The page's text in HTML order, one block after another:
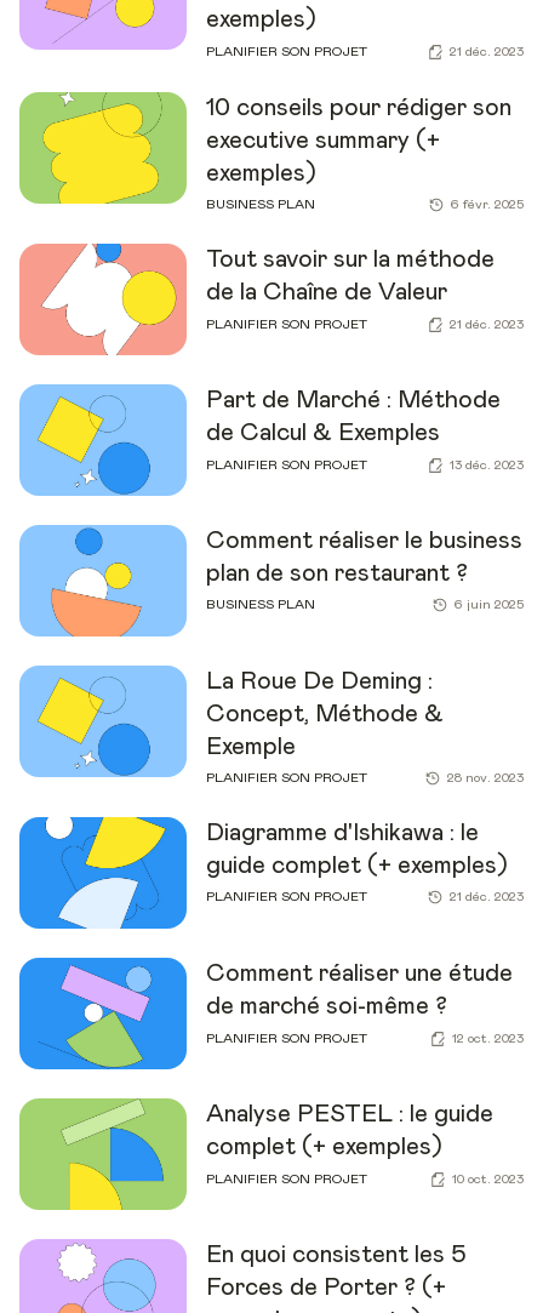
exemples)
PLANIFIER SON PROJET 21 déc. 2023
10 conseils pour rédiger son
executive summary (+
exemples)
BUSINESS PLAN 6 févr. 2025
Tout savoir sur la méthode
de la Chaîne de Valeur
PLANIFIER SON PROJET 21 déc. 2023
Part de Marché : Méthode
de Calcul & Exemples
PLANIFIER SON PROJET 13 déc. 2023
Comment réaliser le business
plan de son restaurant ?
BUSINESS PLAN 6 juin 2025
La Roue De Deming :
Concept, Méthode &
Exemple
PLANIFIER SON PROJET 28 nov. 2023
Diagramme d'Ishikawa : le
guide complet (+ exemples)
PLANIFIER SON PROJET 21 déc. 2023
Comment réaliser une étude
de marché soi-même ?
PLANIFIER SON PROJET 12 oct. 2023
Analyse PESTEL : le guide
complet (+ exemples)
PLANIFIER SON PROJET 10 oct. 2023
En quoi consistent les 5
Forces de Porter ? (+